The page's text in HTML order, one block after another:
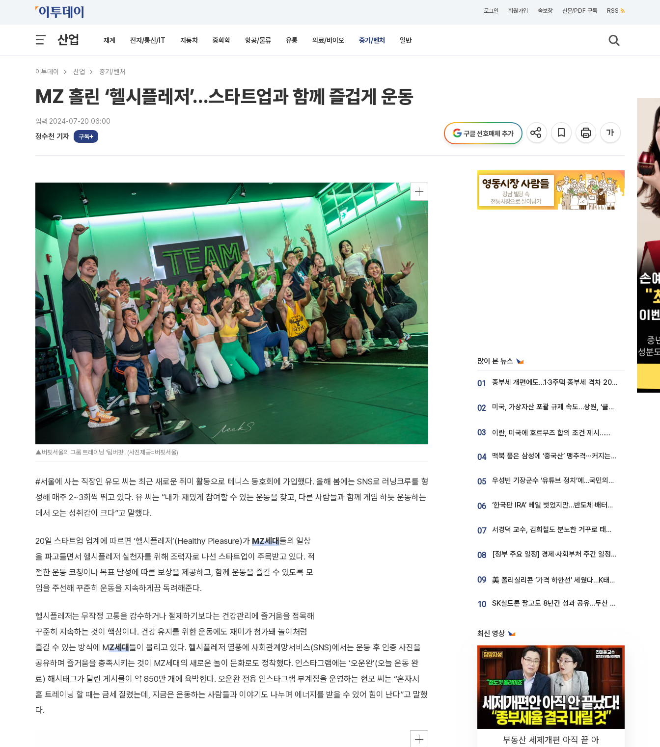
로그인 회원가입 속보창 신문/PDF 구독 RSS
산업 재계 전자/통신/IT 자동차 중화학 항공/물류 유통 의료/바이오 중기/벤처 일반
이투데이 산업 중기/벤처
MZ 홀린 ‘헬시플레저’…스타트업과 함께 즐겁게 운동
입력 2024-07-20 06:00
정수천 기자 구독 구글 선호매체 추가
▲버핏서울의 그룹 트레이닝 ‘팀버핏’. (사진제공=버핏서울)
#서울에 사는 직장인 유모 씨는 최근 새로운 취미 활동으로 테니스 동호회에 가입했다. 올해 봄에는 SNS로 러닝크루를 형
성해 매주 2~3회씩 뛰고 있다. 유 씨는 “내가 재밌게 참여할 수 있는 운동을 찾고, 다른 사람들과 함께 게임 하듯 운동하는
데서 오는 성취감이 크다”고 말했다.
20일 스타트업 업계에 따르면 ‘헬시플레저’(Healthy Pleasure)가 MZ세대들의 일상
을 파고들면서 헬시플레저 실천자를 위해 조력자로 나선 스타트업이 주목받고 있다. 적
절한 운동 코칭이나 목표 달성에 따른 보상을 제공하고, 함께 운동을 즐길 수 있도록 모
임을 주선해 꾸준히 운동을 지속하게끔 독려해준다.
헬시플레저는 무작정 고통을 감수하거나 절제하기보다는 건강관리에 즐거움을 접목해
꾸준히 지속하는 것이 핵심이다. 건강 유지를 위한 운동에도 재미가 첨가돼 놀이처럼
즐길 수 있는 방식에 MZ세대들이 몰리고 있다. 헬시플레저 열풍에 사회관계망서비스(SNS)에서는 운동 후 인증 사진을
공유하며 즐거움을 충족시키는 것이 MZ세대의 새로운 놀이 문화로도 정착했다. 인스타그램에는 ‘오운완’(오늘 운동 완
료) 해시태그가 달린 게시물이 약 850만 개에 육박한다. 오운완 전용 인스타그램 부계정을 운영하는 현모 씨는 “혼자서
홈 트레이닝 할 때는 금세 질렸는데, 지금은 운동하는 사람들과 이야기도 나누며 에너지를 받을 수 있어 힘이 난다”고 말했
다.
많이 본 뉴스
01 종부세 개편에도…1·3주택 종부세 격차 2028년부터 확대
02 미국, 가상자산 포괄 규제 속도…상원, ‘클래리티법’ 9월 절차투표 추진
03 이란, 미국에 호르무즈 합의 조건 제시…美 “경기 아직 안 끝나” [종합]
04 맥북 품은 삼성에 ‘중국산’ 맹추격⋯커지는 노트북 OLED 시장
05 우성빈 기장군수 ‘유튜브 정치’에…국민의힘 군의원들 집단 반발
06 ‘한국판 IRA’ 베일 벗었지만…반도체·배터리 업계 “시행령이 관건”
07 서경덕 교수, 김희철도 분노한 거꾸로 태극기⋯"엉터리는 아냐, 아쉬울 뿐"
08 [정부 주요 일정] 경제·사회부처 주간 일정 (8월 10일 ~ 8월 14일)
09 美 폴리실리콘 ‘가격 하한선’ 세웠다…K태양광 수혜 기대
10 SK실트론 팔고도 8년간 성과 공유…두산 인수대금 2.3조가 끝 아냐
최신 영상
부동산 세제개편 아직 끝 아